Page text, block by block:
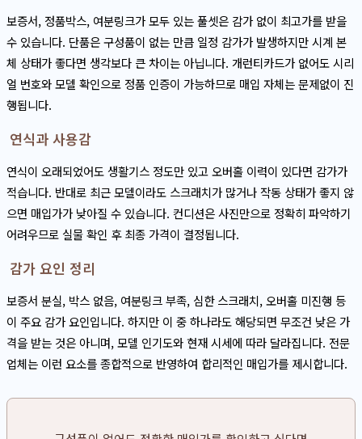
보증서, 정품박스, 여분링크가 모두 있는 풀셋은 감가 없이 최고가를 받을
수 있습니다. 단품은 구성품이 없는 만큼 일정 감가가 발생하지만 시계 본
체 상태가 좋다면 생각보다 큰 차이는 아닙니다. 개런티카드가 없어도 시리
얼 번호와 모델 확인으로 정품 인증이 가능하므로 매입 자체는 문제없이 진
행됩니다.
연식과 사용감
연식이 오래되었어도 생활기스 정도만 있고 오버홀 이력이 있다면 감가가
적습니다. 반대로 최근 모델이라도 스크래치가 많거나 작동 상태가 좋지 않
으면 매입가가 낮아질 수 있습니다. 컨디션은 사진만으로 정확히 파악하기
어려우므로 실물 확인 후 최종 가격이 결정됩니다.
감가 요인 정리
보증서 분실, 박스 없음, 여분링크 부족, 심한 스크래치, 오버홀 미진행 등
이 주요 감가 요인입니다. 하지만 이 중 하나라도 해당되면 무조건 낮은 가
격을 받는 것은 아니며, 모델 인기도와 현재 시세에 따라 달라집니다. 전문
업체는 이런 요소를 종합적으로 반영하여 합리적인 매입가를 제시합니다.